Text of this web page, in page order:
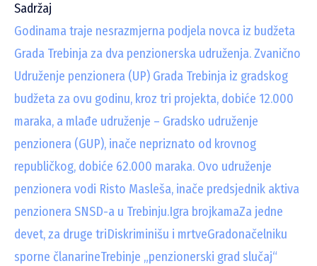
Sadržaj
Godinama traje nesrazmjerna podjela novca iz budžeta
Grada Trebinja za dva penzionerska udruženja. Zvanično
Udruženje penzionera (UP) Grada Trebinja iz gradskog
budžeta za ovu godinu, kroz tri projekta, dobiće 12.000
maraka, a mlađe udruženje – Gradsko udruženje
penzionera (GUP), inače nepriznato od krovnog
republičkog, dobiće 62.000 maraka. Ovo udruženje
penzionera vodi Risto Masleša, inače predsjednik aktiva
penzionera SNSD-a u Trebinju.Igra brojkamaZa jedne
devet, za druge triDiskriminišu i mrtveGradonačelniku
sporne članarineTrebinje „penzionerski grad slučaj“